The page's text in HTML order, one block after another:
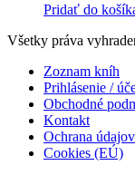
Pridať do
Všetky práva
Zoznam kníh
Prihlásenie /
Obchodné
Kontakt
Ochrana údajov
Cookies (EÚ)